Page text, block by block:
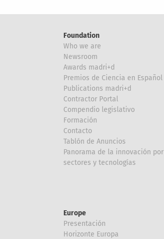
Foundation
Who we are
Newsroom
Awards madri+d
Premios de Ciencia en Español
Publications madri+d
Contractor Portal
Compendio legislativo
Formación
Contacto
Tablón de Anuncios
Panorama de la innovación por
sectores y tecnologías
Europe
Presentación
Horizonte Europa